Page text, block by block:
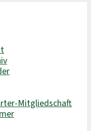
Mitgliedschaft